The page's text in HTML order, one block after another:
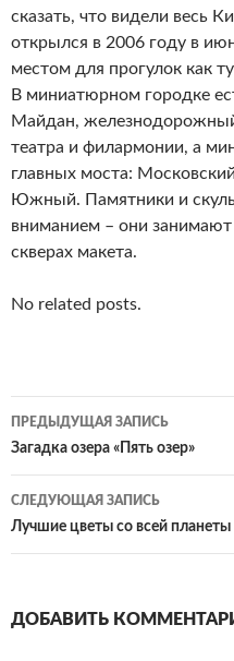
сказать, что видели весь
открылся в 2006 году в
местом для прогулок как
В миниатюрном городке
Майдан,
театра и филармонии, а
главных моста:
Южный. Памятники и
вниманием – они
скверах макета.
No related posts.
Навигация
по
записям
ПРЕДЫДУЩАЯ ЗАПИСЬ
Загадка озера «Пять озер»
СЛЕДУЮЩАЯ ЗАПИСЬ
Лучшие цветы со всей планеты
ДОБАВИТЬ